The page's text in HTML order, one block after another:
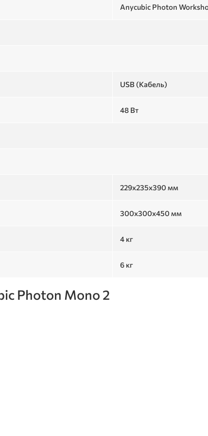
Anycubic Photon
USB (Кабель)
48 Вт
229х235х390 мм
300x300x450 мм
4 кг
6 кг
Photon Mono 2